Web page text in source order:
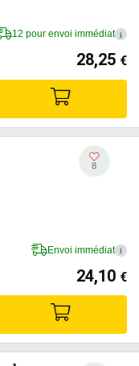
12 pour envoi immédiat i
28,25 €
8
Envoi immédiat i
24,10 €